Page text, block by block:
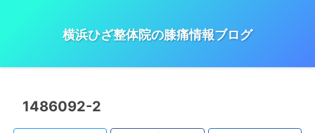
横浜ひざ整体院の膝痛情報ブログ
1486092-2